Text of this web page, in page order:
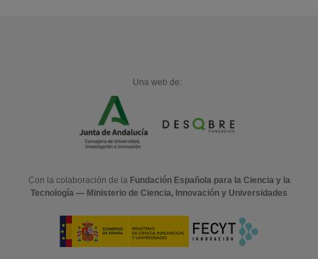
Una web de:
Con la colaboración de la Fundación Española para la Ciencia y la
Tecnología — Ministerio de Ciencia, Innovación y Universidades